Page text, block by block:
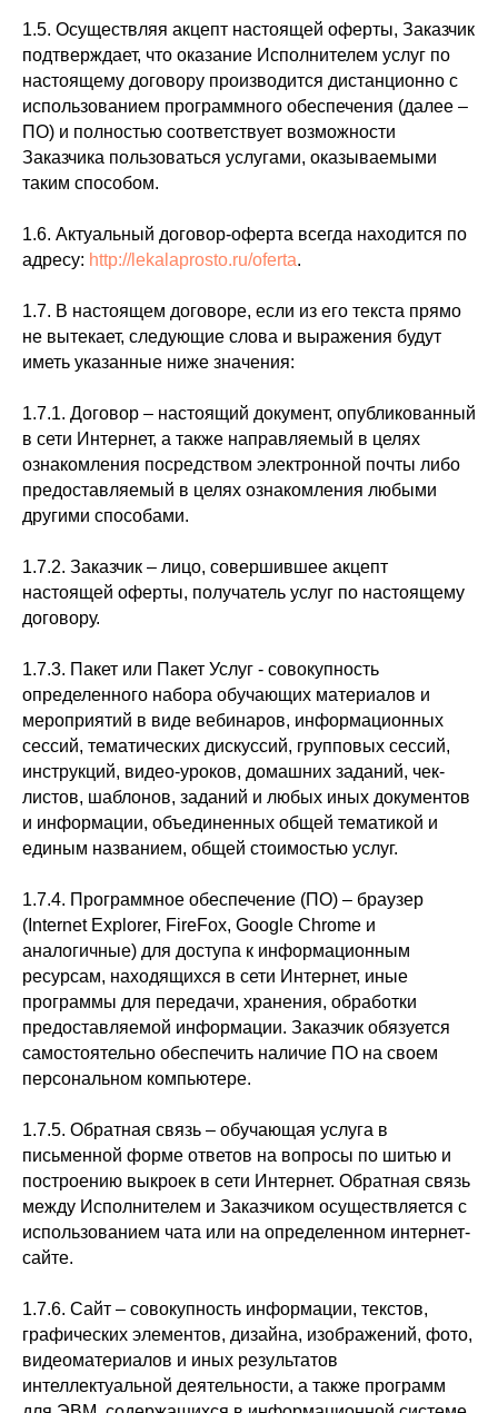
1.5. Осуществляя акцепт настоящей оферты, Заказчик
подтверждает, что оказание Исполнителем услуг по
настоящему договору производится дистанционно с
использованием программного обеспечения (далее –
ПО) и полностью соответствует возможности
Заказчика пользоваться услугами, оказываемыми
таким способом.
1.6. Актуальный договор-оферта всегда находится по
адресу: http://lekalaprosto.ru/oferta.
1.7. В настоящем договоре, если из его текста прямо
не вытекает, следующие слова и выражения будут
иметь указанные ниже значения:
1.7.1. Договор – настоящий документ, опубликованный
в сети Интернет, а также направляемый в целях
ознакомления посредством электронной почты либо
предоставляемый в целях ознакомления любыми
другими способами.
1.7.2. Заказчик – лицо, совершившее акцепт
настоящей оферты, получатель услуг по настоящему
договору.
1.7.3. Пакет или Пакет Услуг - совокупность
определенного набора обучающих материалов и
мероприятий в виде вебинаров, информационных
сессий, тематических дискуссий, групповых сессий,
инструкций, видео-уроков, домашних заданий, чек-
листов, шаблонов, заданий и любых иных документов
и информации, объединенных общей тематикой и
единым названием, общей стоимостью услуг.
1.7.4. Программное обеспечение (ПО) – браузер
(Internet Explorer, FireFox, Google Chrome и
аналогичные) для доступа к информационным
ресурсам, находящихся в сети Интернет, иные
программы для передачи, хранения, обработки
предоставляемой информации. Заказчик обязуется
самостоятельно обеспечить наличие ПО на своем
персональном компьютере.
1.7.5. Обратная связь – обучающая услуга в
письменной форме ответов на вопросы по шитью и
построению выкроек в сети Интернет. Обратная связь
между Исполнителем и Заказчиком осуществляется с
использованием чата или на определенном интернет-
сайте.
1.7.6. Сайт – совокупность информации, текстов,
графических элементов, дизайна, изображений, фото,
видеоматериалов и иных результатов
интеллектуальной деятельности, а также программ